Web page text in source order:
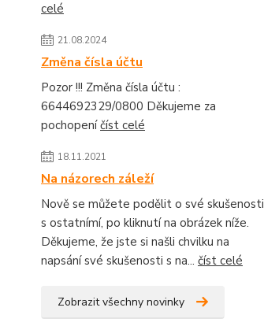
celé
21.08.2024
Změna čísla účtu
Pozor !!! Změna čísla účtu :
6644692329/0800 Děkujeme za
pochopeníčíst celé
18.11.2021
Na názorech záleží
Nově se můžete podělit o své skušenosti
s ostatnímí, po kliknutí na obrázek níže.
Děkujeme, že jste si našli chvilku na
napsání své skušenosti s na... číst celé
Zobrazit všechny novinky